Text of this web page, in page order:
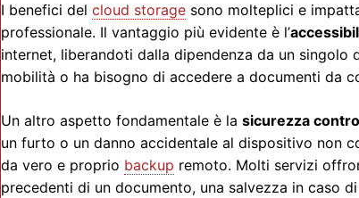
I benefici delcloud storage sono molteplici e
professionale. Il vantaggio più evidente è l’
internet, liberandoti dalla dipendenza da un
mobilità o ha bisogno di accedere a documenti da
Un altro aspetto fondamentale è lasicurezza
un furto o un danno accidentale al dispositivo non
da vero e proprio backup remoto. Molti servizi
precedenti di un documento, una salvezza in caso